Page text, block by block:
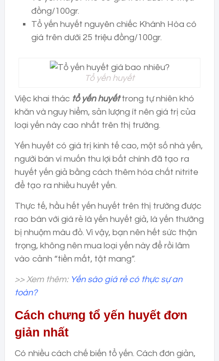
đồng/100gr.
Tổ yến huyết nguyên chiếc Khánh Hòa có
giá trên dưới 25 triệu đồng/100gr.
Tổ yến huyết
Việc khai tháctổ yến huyếttrong tự nhiên khó
khăn và nguy hiểm, sản lượng ít nên giá trị của
loại yến này cao nhất trên thị trường.
Yến huyết có giá trị kinh tế cao, một số nhà yến,
người bán vì muốn thu lợi bất chính đã tạo ra
huyết yến giả bằng cách thêm hóa chất nitrite
để tạo ra nhiều huyết yến.
Thực tế, hầu hết yến huyết trên thị trường được
rao bán với giá rẻ là yến huyết giả, là yến thường
bị nhuộm màu đỏ. Vì vậy, bạn nên hết sức thận
trọng, không nên mua loại yến này để rồi lâm
vào cảnh “tiền mất, tật mang”.
>> Xem thêm: Yến sào giá rẻ có thực sự an
toàn?
Cách chưng tổ yến huyết đơn
giản nhất
Có nhiều cách chế biến tổ yến. Cách đơn giản,